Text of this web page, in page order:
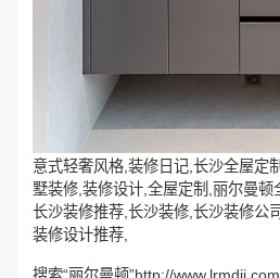
意式轻奢风格,装修日记,长沙全屋定
墅装修,装修设计,全屋定制,丽尔曼顿
长沙装修推荐,长沙装修,长沙装修公
装修设计推荐,